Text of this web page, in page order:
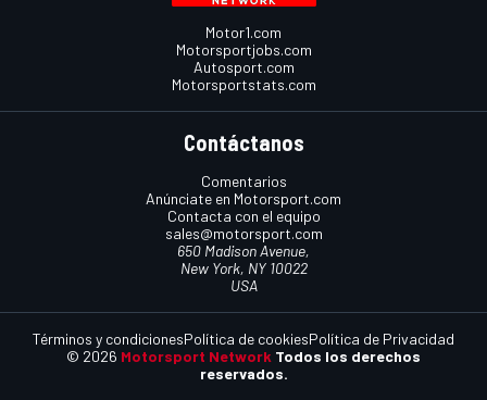
Motor1.com
Motorsportjobs.com
Autosport.com
Motorsportstats.com
Contáctanos
Comentarios
Anúnciate en Motorsport.com
Contacta con el equipo
sales@motorsport.com
650 Madison Avenue,
New York, NY 10022
USA
© 2026 Motorsport Network Todos los derechos
reservados.
Términos y condicionesPolítica de cookiesPolítica de Privacidad